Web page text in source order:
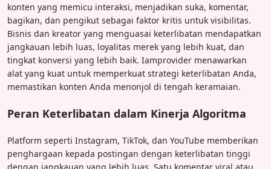
konten yang memicu interaksi, menjadikan suka, komentar,
bagikan, dan pengikut sebagai faktor kritis untuk visibilitas.
Bisnis dan kreator yang menguasai keterlibatan mendapatkan
jangkauan lebih luas, loyalitas merek yang lebih kuat, dan
tingkat konversi yang lebih baik. Iamprovider menawarkan
alat yang kuat untuk memperkuat strategi keterlibatan Anda,
memastikan konten Anda menonjol di tengah keramaian.
Peran Keterlibatan dalam Kinerja Algoritma
Platform seperti Instagram, TikTok, dan YouTube memberikan
penghargaan kepada postingan dengan keterlibatan tinggi